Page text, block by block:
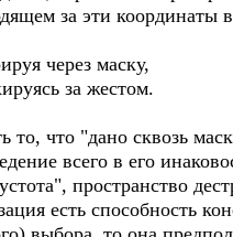
за эти координаты
через маску,
за жестом.
то, что "дано сквозь
всего в его
пространство
есть способность